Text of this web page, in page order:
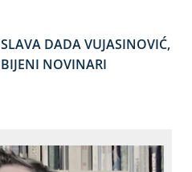
DADA VUJASINOVIĆ,
NOVINARI